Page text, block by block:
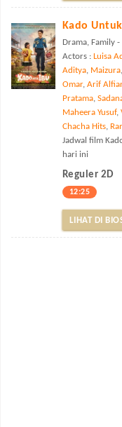
Kado
Drama, Family
Actors : Luisa
Aditya, Maizura,
Omar, Arif
Pratama,
Maheera Yusuf,
Chacha Hits,
Jadwal film
hari ini
Reguler 2D
12:25
LIHAT DI